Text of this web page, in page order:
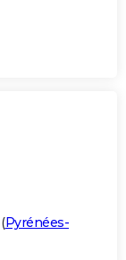
(Pyrénées-